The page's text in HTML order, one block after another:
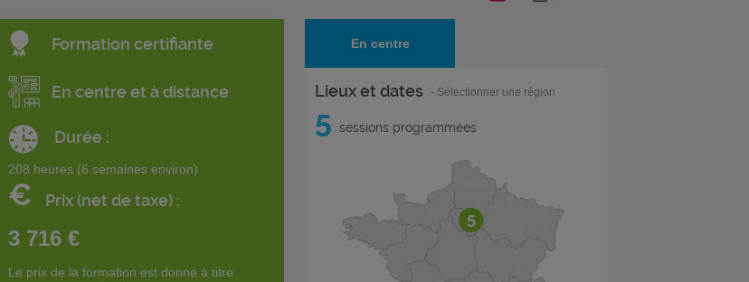
Formation certifiante
En centre et à distance
Durée :
208 heures (6 semaines environ)
€ Prix (net de taxe) :
3 716 €
Le prix de la formation est donné à titre
En centre
Lieux et dates - Sélectionner une région
5 sessions programmées
5